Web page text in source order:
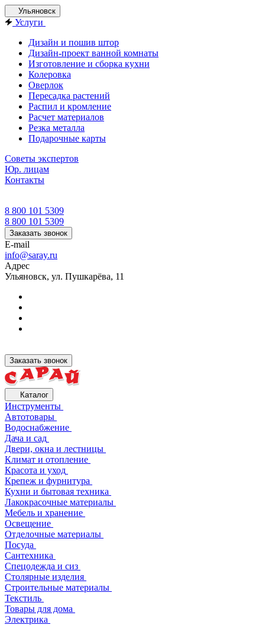
Ульяновск
Услуги
Дизайн и пошив штор
Дизайн-проект ванной комнаты
Изготовление и сборка кухни
Колеровка
Оверлок
Пересадка растений
Распил и кромление
Расчет материалов
Резка металла
Подарочные карты
Советы экспертов
Юр. лицам
Контакты
8 800 101 5309
8 800 101 5309
Заказать звонок
E-mail
info@saray.ru
Адрес
Ульяновск, ул. Пушкарёва, 11
Заказать звонок
Каталог
Инструменты
Автотовары
Водоснабжение
Дача и сад
Двери, окна и лестницы
Климат и отопление
Красота и уход
Крепеж и фурнитура
Кухни и бытовая техника
Лакокрасочные материалы
Мебель и хранение
Освещение
Отделочные материалы
Посуда
Сантехника
Спецодежда и сиз
Столярные изделия
Строительные материалы
Текстиль
Товары для дома
Электрика